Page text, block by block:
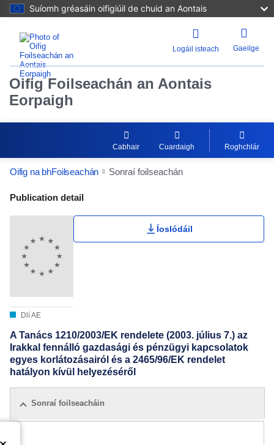
Suíomh gréasáin oifigiúil de chuid an Aontais
Logáil isteach Gaeilge
Oifig Foilseachán an Aontais
Eorpaigh
Cabhair Cuardaigh Roghchlár
Oifig na bhFoilseachán Sonraí foilseachán
Publication Detail Actions Portlet
Publication detail
Dlí AE
Íoslódáil
A Tanács 1210/2003/EK rendelete (2003. július 7.) az
Irakkal fennálló gazdasági és pénzügyi kapcsolatok
egyes korlátozásairól és a 2465/96/EK rendelet
hatályon kívül helyezéséről
Sonraí foilseacháin